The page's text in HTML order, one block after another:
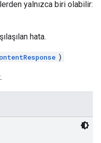
yalnızca biri olabilir:
hata.
)